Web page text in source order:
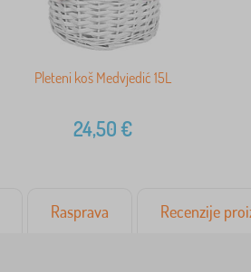
Pleteni koš Medvjedić 15L
24,50€
Rasprava Recenzije